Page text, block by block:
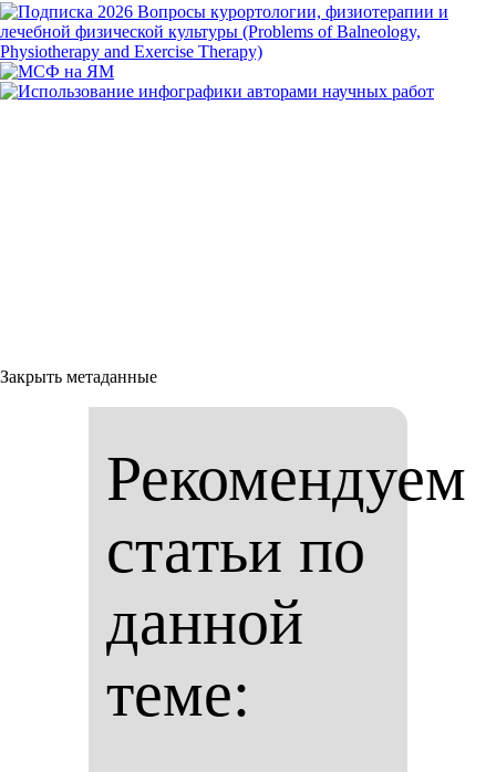
Закрыть метаданные
Рекомендуем
статьи по
данной
теме: